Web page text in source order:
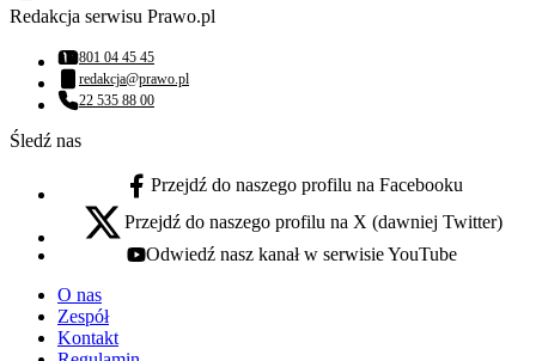
Redakcja serwisu Prawo.pl
Numer telefonu:
801 04 45 45
Adres email:
redakcja@prawo.pl
Numer telefonu:
22 535 88 00
Śledź nas
facebook - otwiera się w nowej karcie
Przejdź do naszego profilu na Facebooku
x - otwiera się w nowej karcie
Przejdź do naszego profilu na X (dawniej Twitter)
youtube - otwiera się w nowej karcie
Odwiedź nasz kanał w serwisie YouTube
O nas
Zespół
Kontakt